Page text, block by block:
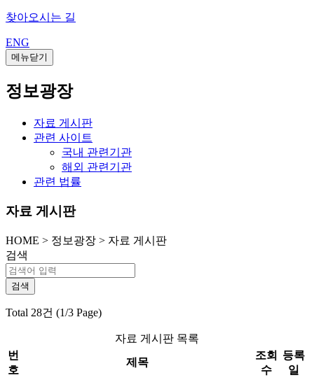
찾아오시는 길
ENG
메뉴닫기
정보광장
자료 게시판
관련 사이트
국내 관련기관
해외 관련기관
관련 법률
자료 게시판
HOME > 정보광장 > 자료 게시판
검색
Total 28건 (1/3 Page)
자료 게시판 목록
번
호
제목
조회
수
등록
일